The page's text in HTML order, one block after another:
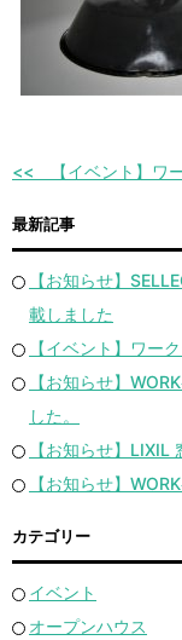
【イベント】ワ
最新記事
【お知らせ】
載しました
【イベント】ワー
【お知らせ】
した。
【お知らせ】LIXIL
【お知らせ】
カテゴリー
イベント
オープンハウス